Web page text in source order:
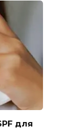
для